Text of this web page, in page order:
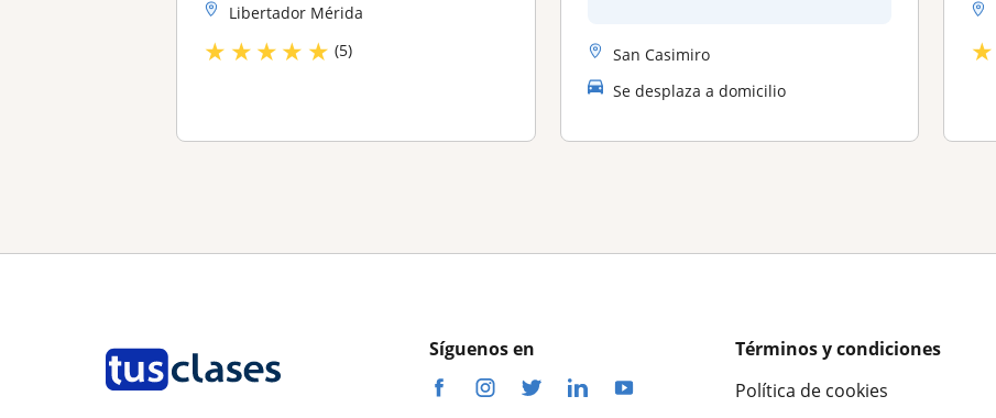
Libertador Mérida
★ ★★★ ★ (5)
San Casimiro
Se desplaza a domicilio
★
Síguenos en
Términos y condiciones
Política de cookies